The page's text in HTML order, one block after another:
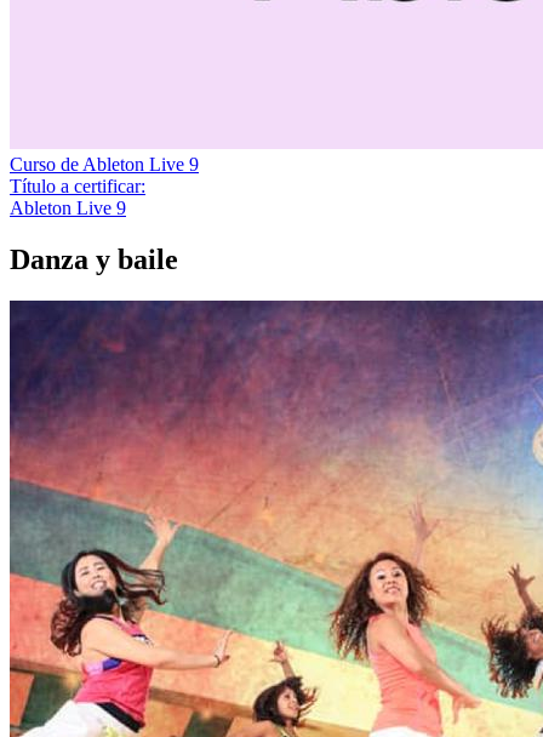
Curso de Ableton Live 9
Título a certificar:
Ableton Live 9
Danza y baile